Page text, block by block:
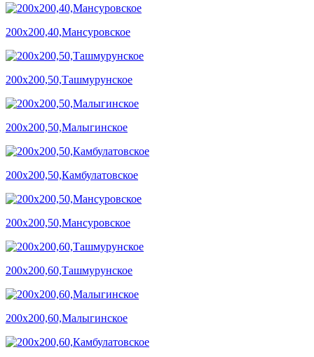
200х200,40,Мансуровское
200х200,50,Ташмурунское
200х200,50,Малыгинское
200х200,50,Камбулатовское
200х200,50,Мансуровское
200х200,60,Ташмурунское
200х200,60,Малыгинское